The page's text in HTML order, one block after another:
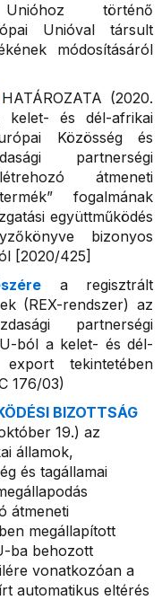
történő
Unióval társult
módosításáról
HATÁROZATA (2020.
és dél-afrikai
Közösség és
partnerségi
átmeneti
fogalmának
együttműködés
bizonyos
[2020/425]
a regisztrált
(REX-rendszer) az
partnerségi
ból a kelet- és dél-
tekintetében
176/03)
BIZOTTSÁG
19.) az
államok,
és tagállamai
átmeneti
megállapított
ba behozott
vonatkozóan a
automatikus eltérés